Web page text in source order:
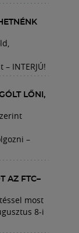
INTERJÚ!
LŐNI,
–
AZ FTC–
most
8-i